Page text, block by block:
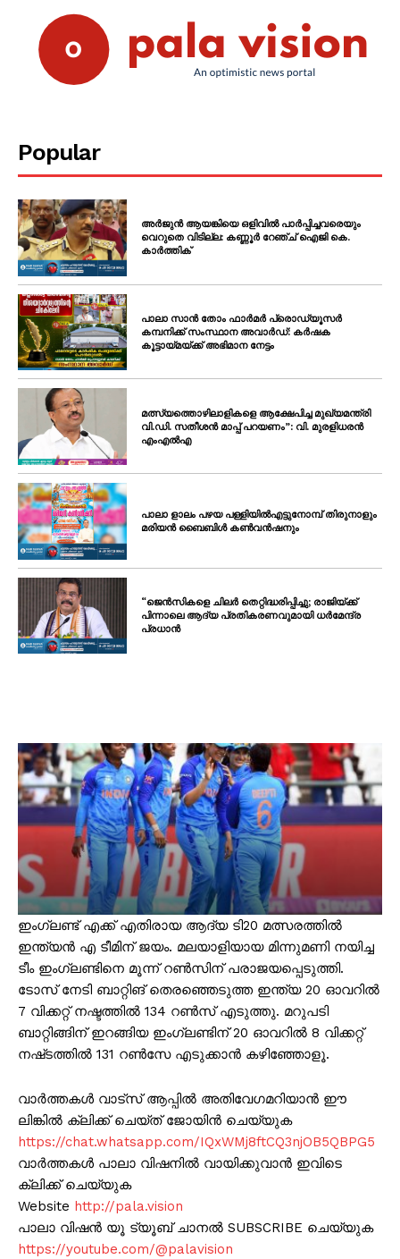
Contact us
My account
Grievance Redressal
Popular
അർജുൻ ആയങ്കിയെ ഒളിവിൽ പാർപ്പിച്ചവരെയും
വെറുതെ വിടില്ല: കണ്ണൂർ റേഞ്ച് ഐജി കെ.
കാർത്തിക്
പാലാ സാൻ തോം ഫാർമർ പ്രൊഡ്യൂസർ
കമ്പനിക്ക് സംസ്ഥാന അവാർഡ്: കർഷക
കൂട്ടായ്മയ്ക്ക് അഭിമാന നേട്ടം
മത്സ്യത്തൊഴിലാളികളെ ആക്ഷേപിച്ച മുഖ്യമന്ത്രി
വി.ഡി. സതീശൻ മാപ്പ് പറയണം”: വി. മുരളിധരൻ
എംഎൽഎ
പാലാ ളാലം പഴയ പള്ളിയിൽഎട്ടുനോമ്പ് തിരുനാളും
മരിയൻ ബൈബിൾ കൺവൻഷനും
“ജെൻസികളെ ചിലർ തെറ്റിദ്ധരിപ്പിച്ചു; രാജിയ്ക്ക്
പിന്നാലെ ആദ്യ പ്രതികരണവുമായി ധർമേന്ദ്ര
പ്രധാൻ
ഇംഗ്ലണ്ട് എക്ക് എതിരായ ആദ്യ ടി20 മത്സരത്തിൽ
ഇന്ത്യൻ എ ടീമിന് ജയം. മലയാളിയായ മിന്നുമണി നയിച്ച
ടീം ഇംഗ്ലണ്ടിനെ മൂന്ന് റൺസിന് പരാജയപ്പെടുത്തി.
ടോസ് നേടി ബാറ്റിങ് തെരഞ്ഞെടുത്ത ഇന്ത്യ 20 ഓവറിൽ
7 വിക്കറ്റ് നഷ്ടത്തിൽ 134 റൺസ് എടുത്തു. മറുപടി
ബാറ്റിങ്ങിന് ഇറങ്ങിയ ഇംഗ്ലണ്ടിന് 20 ഓവറിൽ 8 വിക്കറ്റ്
നഷ്‌ടത്തിൽ 131 റൺസേ എടുക്കാൻ കഴിഞ്ഞോളൂ.
വാർത്തകൾ വാട്സ് ആപ്പിൽ അതിവേഗമറിയാൻ ഈ
ലിങ്കിൽ ക്ലിക്ക് ചെയ്ത് ജോയിൻ ചെയ്യുക
https://chat.whatsapp.com/IQxWMj8ftCQ3njOB5QBPG5
വാർത്തകൾ പാലാ വിഷനിൽ വായിക്കുവാൻ ഇവിടെ
ക്ലിക്ക് ചെയ്യുക
Website http://pala.vision
പാലാ വിഷൻ യൂ ട്യൂബ് ചാനൽ SUBSCRIBE ചെയ്യുക
https://youtube.com/@palavision